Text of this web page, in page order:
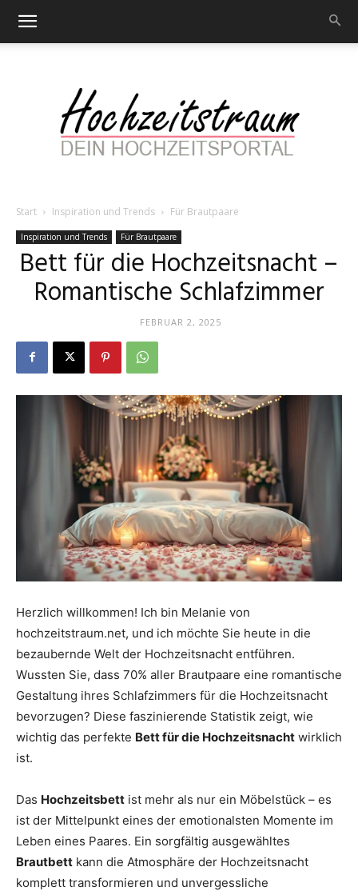
Hochzeitstraum
–
Portal
rund
das
Thema
Hochzeit
Start Inspiration und Trends Für Brautpaare
Inspiration und Trends Für Brautpaare
Bett für die Hochzeitsnacht –
Romantische Schlafzimmer
FEBRUAR 2, 2025
Herzlich willkommen! Ich bin Melanie von
hochzeitstraum.net, und ich möchte Sie heute in die
bezaubernde Welt der Hochzeitsnacht entführen.
Wussten Sie, dass 70% aller Brautpaare eine romantische
Gestaltung ihres Schlafzimmers für die Hochzeitsnacht
bevorzugen? Diese faszinierende Statistik zeigt, wie
wichtig das perfekte Bett für die Hochzeitsnacht wirklich
ist.
Das Hochzeitsbett ist mehr als nur ein Möbelstück – es
ist der Mittelpunkt eines der emotionalsten Momente im
Leben eines Paares. Ein sorgfältig ausgewähltes
Brautbett kann die Atmosphäre der Hochzeitsnacht
komplett transformieren und unvergessliche